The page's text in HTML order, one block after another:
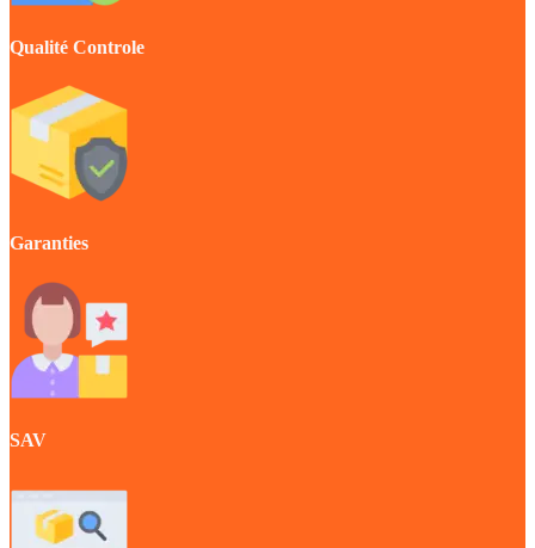
Qualité Controle
Garanties
SAV